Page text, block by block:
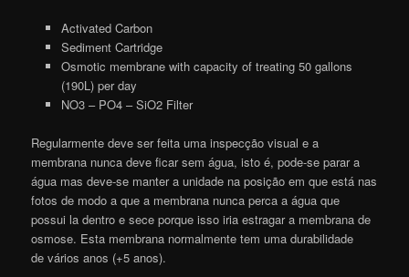
Activated Carbon
Sediment Cartridge
Osmotic membrane with capacity of treating 50 gallons
(190L) per day
NO3 – PO4 – SiO2 Filter
Regularmente deve ser feita uma inspecção visual e a
membrana nunca deve ficar sem água, isto é, pode-se parar a
água mas deve-se manter a unidade na posição em que está nas
fotos de modo a que a membrana nunca perca a água que
possui la dentro e sece porque isso iria estragar a membrana de
osmose. Esta membrana normalmente tem uma durabilidade
de vários anos (+5 anos).